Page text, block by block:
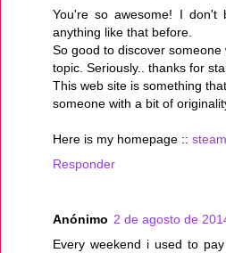
You're so awesome! I don't
anything like that before.
So good to discover
topic. Seriously.. thanks for
This web site is something
someone with a bit of
Here is my homepage ::
Responder
Anónimo 2 de agosto de
Every weekend i used to